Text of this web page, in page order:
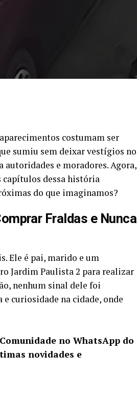
costumam ser
sumiu sem deixar vestígios no
e moradores. Agora,
capítulos dessa história
do que imaginamos?
Fraldas e Nunca
Ele é pai, marido e um
Jardim Paulista 2 para realizar
nenhum sinal dele foi
curiosidade na cidade, onde
no WhatsApp do
novidades e